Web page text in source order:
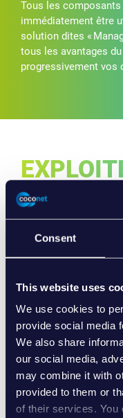
Consent
This website uses
We use cookies to
provide social media
We also share
our social media,
may combine it with
provided to them or
of their services. You
Tous les
immédiatement être
solution dites «
tous les avantages
progressivement vos
Grande
l’utilisation de
Une vitesse de
Des tests et des
simples et
Des délais de